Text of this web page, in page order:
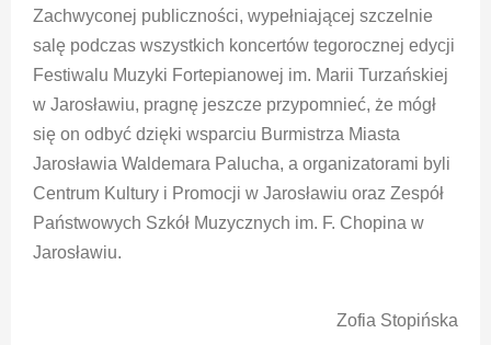
Zachwyconej publiczności, wypełniającej szczelnie
salę podczas wszystkich koncertów tegorocznej edycji
Festiwalu Muzyki Fortepianowej im. Marii Turzańskiej
w Jarosławiu, pragnę jeszcze przypomnieć, że mógł
się on odbyć dzięki wsparciu Burmistrza Miasta
Jarosławia Waldemara Palucha, a organizatorami byli
Centrum Kultury i Promocji w Jarosławiu oraz Zespół
Państwowych Szkół Muzycznych im. F. Chopina w
Jarosławiu.
Zofia Stopińska